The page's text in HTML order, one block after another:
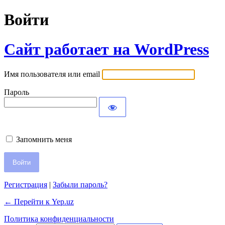
Войти
Сайт работает на WordPress
Имя пользователя или email
Пароль
Запомнить меня
Регистрация | Забыли пароль?
← Перейти к Yep.uz
Политика конфиденциальности